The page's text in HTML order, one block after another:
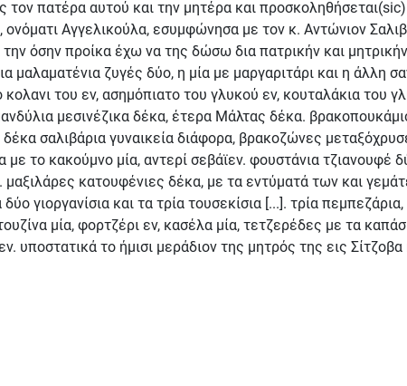
πατέρα αυτού και την μητέρα και
Αγγελικούλα, εσυμφώνησα με τον κ. Αντώνιον
όσην προίκα έχω να της δώσω δια πατρικήν και
ζυγές δύο, η μία με μαργαριτάρι και η άλλη
κολανι του εν, ασημόπιατο του γλυκού εν, κουταλάκια του
μεσινέζικα δέκα, έτερα Μάλτας δέκα.
σαλιβάρια γυναικεία διάφορα, βρακοζώνες
το κακούμνο μία, αντερί σεβάϊεν. φουστάνια τζιανουφέ
κατουφένιες δέκα, με τα εντύματά των και
γιοργανίσια και τα τρία τουσεκίσια [...]. τρία
μία, φορτζέρι εν, κασέλα μία, τετζερέδες με τα
υποστατικά το ήμισι μεράδιον της μητρός της εις